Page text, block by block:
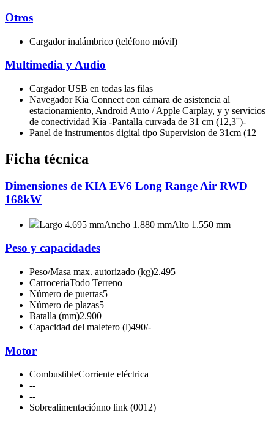
Otros
Cargador inalámbrico (teléfono móvil)
Multimedia y Audio
Cargador USB en todas las filas
Navegador Kia Connect con cámara de asistencia al
estacionamiento, Android Auto / Apple Carplay, y y servicios
de conectividad Kía -Pantalla curvada de 31 cm (12,3'')-
Panel de instrumentos digital tipo Supervision de 31cm (12
Ficha técnica
Dimensiones de KIA EV6 Long Range Air RWD
168kW
Largo 4.695 mmAncho 1.880 mmAlto 1.550 mm
Peso y capacidades
Peso/Masa max. autorizado (kg)2.495
CarroceríaTodo Terreno
Número de puertas5
Número de plazas5
Batalla (mm)2.900
Capacidad del maletero (l)490/-
Motor
CombustibleCorriente eléctrica
--
--
Sobrealimentaciónno link (0012)